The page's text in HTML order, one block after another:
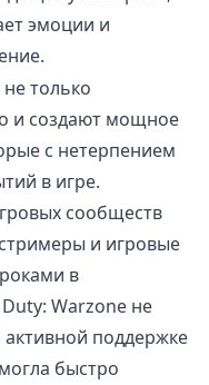
эмоции и
только
и создают мощное
с нетерпением
в игре.
сообществ
и игровые
в
Warzone не
поддержке
быстро